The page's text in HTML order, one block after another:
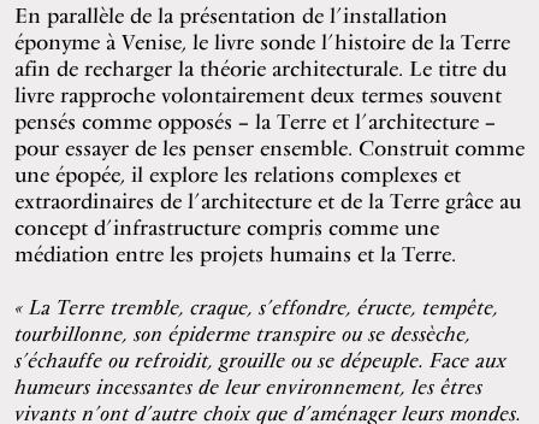
En parallèle de la présentation de l’installation
éponyme à Venise, le livre sonde l’histoire de la Terre
afin de recharger la théorie architecturale. Le titre du
livre rapproche volontairement deux termes souvent
pensés comme opposés – la Terre et l’architecture –
pour essayer de les penser ensemble. Construit comme
une épopée, il explore les relations complexes et
extraordinaires de l’architecture et de la Terre grâce au
concept d’infrastructure compris comme une
médiation entre les projets humains et la Terre.
« La Terre tremble, craque, s’effondre, éructe, tempête,
tourbillonne, son épiderme transpire ou se dessèche,
s’échauffe ou refroidit, grouille ou se dépeuple. Face aux
humeurs incessantes de leur environnement, les êtres
vivants n’ont d’autre choix que d’aménager leurs mondes.